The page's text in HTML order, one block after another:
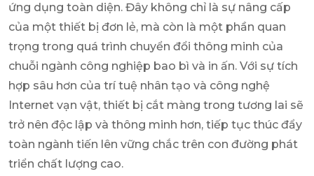
ứng dụng toàn diện. Đây không chỉ là sự nâng cấp
của một thiết bị đơn lẻ, mà còn là một phần quan
trọng trong quá trình chuyển đổi thông minh của
chuỗi ngành công nghiệp bao bì và in ấn. Với sự tích
hợp sâu hơn của trí tuệ nhân tạo và công nghệ
Internet vạn vật, thiết bị cắt màng trong tương lai sẽ
trở nên độc lập và thông minh hơn, tiếp tục thúc đẩy
toàn ngành tiến lên vững chắc trên con đường phát
triển chất lượng cao.